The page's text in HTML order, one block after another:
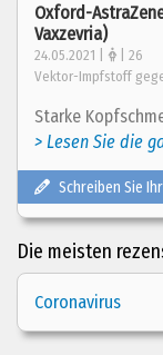
Oxford-
Vaxzevria)
24.05.2021 | | 26
Vektor-Impfstoff
Starke
> Lesen Sie die
Schreiben Sie
Die meisten
Coronavirus